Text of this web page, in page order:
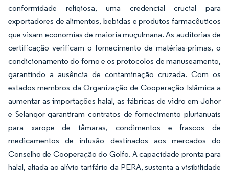
conformidade religiosa, uma credencial crucial para
exportadores de alimentos, bebidas e produtos farmacêuticos
que visam economias de maioria muçulmana. As auditorias de
certificação verificam o fornecimento de matérias-primas, o
condicionamento do forno e os protocolos de manuseamento,
garantindo a ausência de contaminação cruzada. Com os
estados membros da Organização de Cooperação Islâmica a
aumentar as importações halal, as fábricas de vidro em Johor
e Selangor garantiram contratos de fornecimento plurianuais
para xarope de tâmaras, condimentos e frascos de
medicamentos de infusão destinados aos mercados do
Conselho de Cooperação do Golfo. A capacidade pronta para
halal, aliada ao alívio tarifário da PERA, sustenta a visibilidade